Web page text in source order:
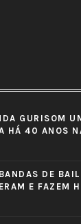
GURISOM
HÁ 40 ANOS
DE
E FAZEM